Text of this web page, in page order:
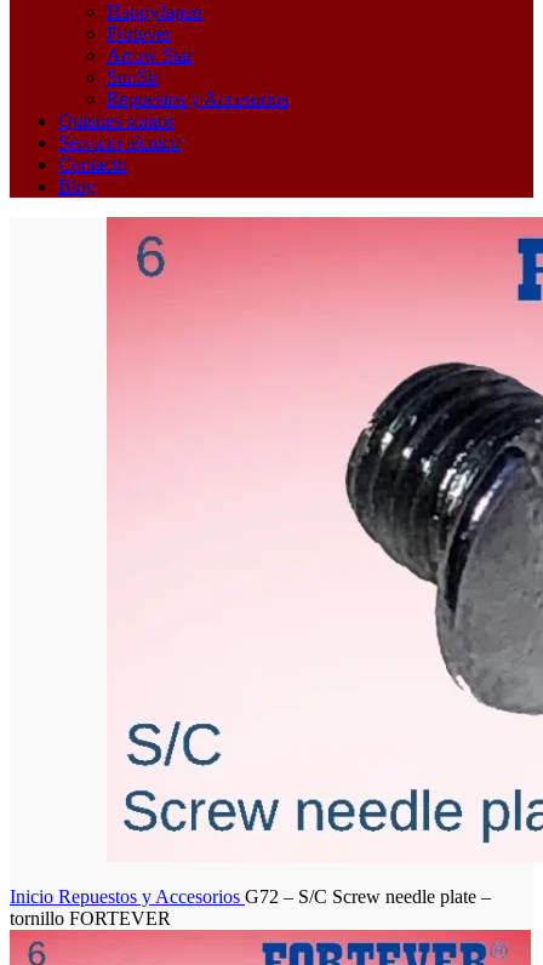
HappyJapan
Fortever
Arrow Star
SunSir
Repuestos y Accesorios
Quienes somos
Servicio técnico
Contacto
Blog
Inicio Repuestos y Accesorios G72 – S/C Screw needle plate –
tornillo FORTEVER